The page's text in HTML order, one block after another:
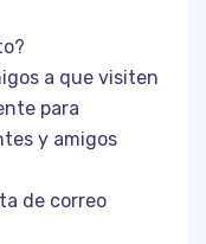
a que visiten
para
y amigos
de correo